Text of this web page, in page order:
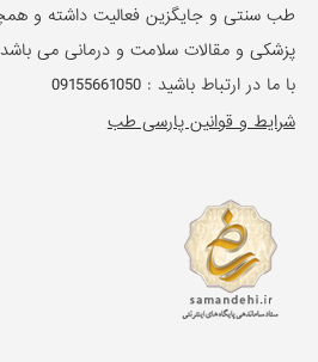
طب سنتی و جایگزین فعالیت داشته و
پزشکی و مقالات سلامت و درمانی می
با ما در ارتباط باشید :09155661050
شرایط و قوانین پارسی طب